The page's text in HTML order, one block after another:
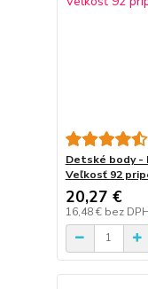
Detské body -
Veľkosť 92
20,27 €
16,48 € bez DPH